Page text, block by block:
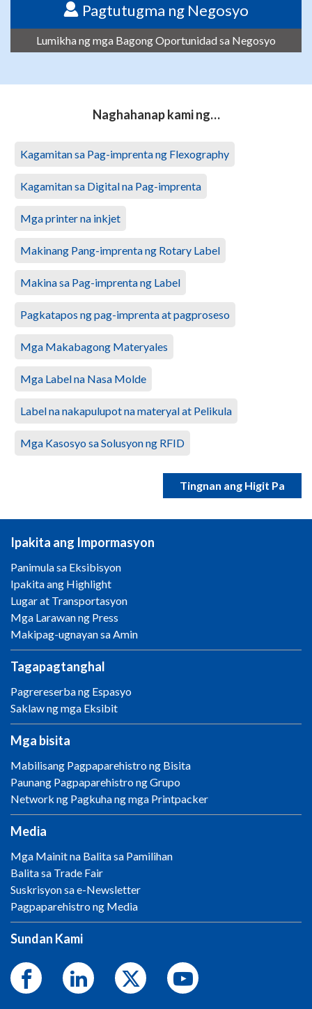
Pagtutugma ng Negosyo
Lumikha ng mga Bagong Oportunidad sa Negosyo
Naghahanap kami ng…
Kagamitan sa Pag-imprenta ng Flexography
Kagamitan sa Digital na Pag-imprenta
Mga printer na inkjet
Makinang Pang-imprenta ng Rotary Label
Makina sa Pag-imprenta ng Label
Pagkatapos ng pag-imprenta at pagproseso
Mga Makabagong Materyales
Mga Label na Nasa Molde
Label na nakapulupot na materyal at Pelikula
Mga Kasosyo sa Solusyon ng RFID
Tingnan ang Higit Pa
Ipakita ang Impormasyon
Panimula sa Eksibisyon
Ipakita ang Highlight
Lugar at Transportasyon
Mga Larawan ng Press
Makipag-ugnayan sa Amin
Tagapagtanghal
Pagrereserba ng Espasyo
Saklaw ng mga Eksibit
Mga bisita
Mabilisang Pagpaparehistro ng Bisita
Paunang Pagpaparehistro ng Grupo
Network ng Pagkuha ng mga Printpacker
Media
Mga Mainit na Balita sa Pamilihan
Balita sa Trade Fair
Suskrisyon sa e-Newsletter
Pagpaparehistro ng Media
Sundan Kami